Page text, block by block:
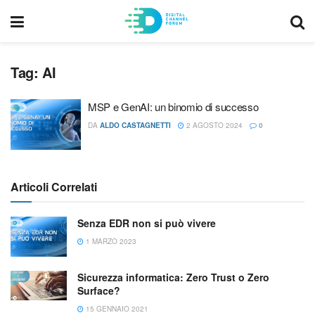
Tag: AI
MSP e GenAI: un binomio di successo
DA ALDO CASTAGNETTI 2 AGOSTO 2024 0
Articoli Correlati
Senza EDR non si può vivere
1 MARZO 2023
Sicurezza informatica: Zero Trust o Zero
Surface?
15 GENNAIO 2021